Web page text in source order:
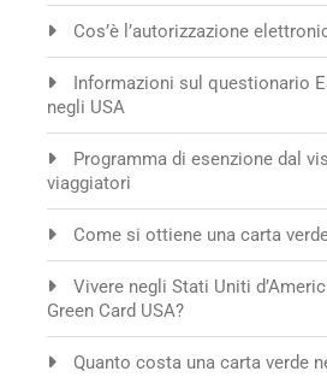
Cos’è l’autorizzazione
Informazioni sul questionario
negli USA
Programma di esenzione dal
viaggiatori
Come si ottiene una carta
Vivere negli Stati Uniti
Green Card USA?
Quanto costa una carta verde